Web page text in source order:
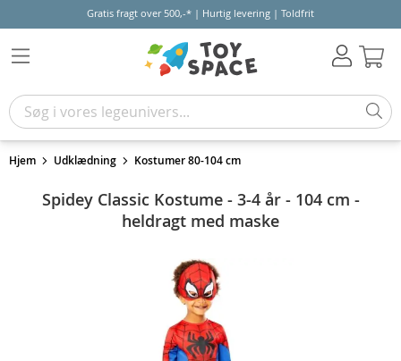
Gratis fragt over 500,-* | Hurtig levering | Toldfrit
Hjem Udklædning Kostumer 80-104 cm
Spidey Classic Kostume - 3-4 år - 104 cm -
heldragt med maske